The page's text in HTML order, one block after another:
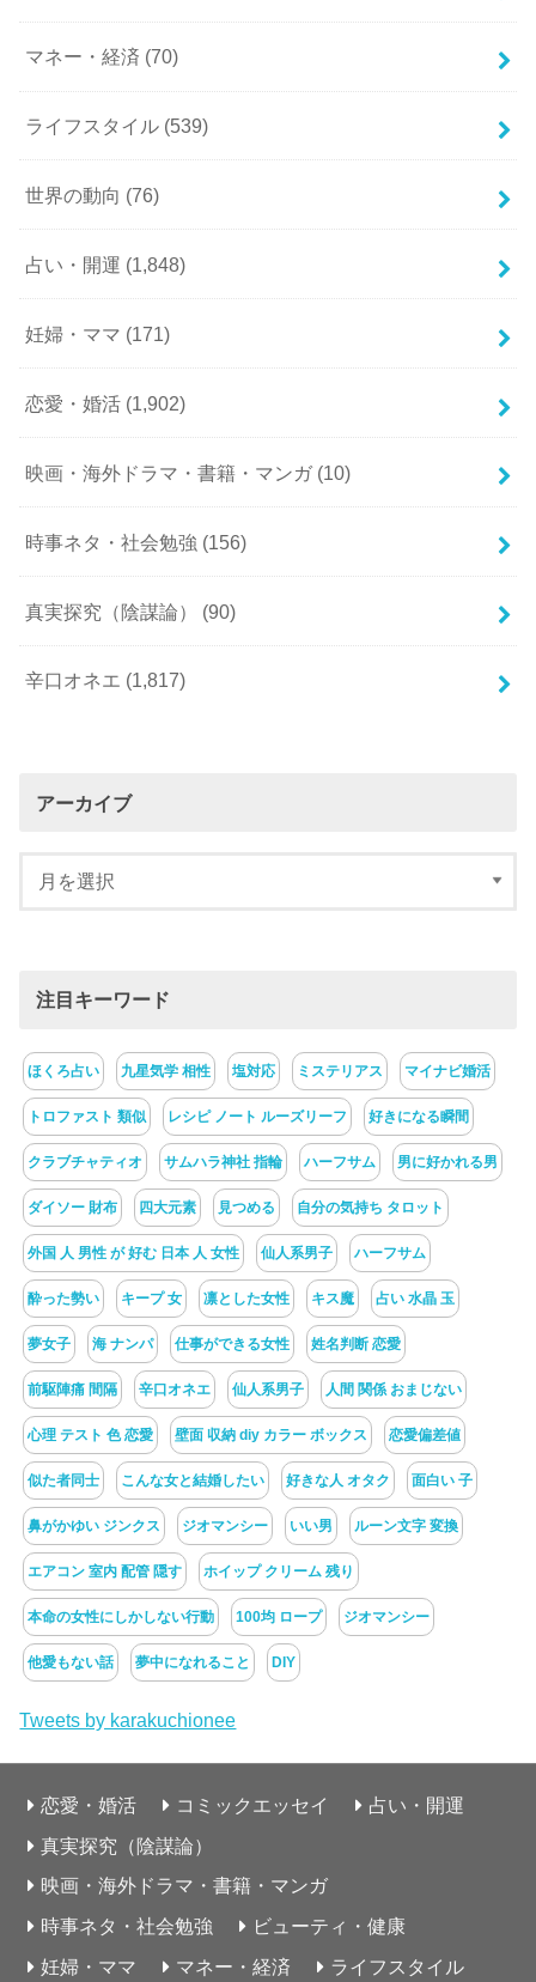
マネー・経済 (70)
ライフスタイル (539)
世界の動向 (76)
占い・開運 (1,848)
妊婦・ママ (171)
恋愛・婚活 (1,902)
映画・海外ドラマ・書籍・マンガ (10)
時事ネタ・社会勉強 (156)
真実探究（陰謀論） (90)
辛口オネエ (1,817)
アーカイブ
注目キーワード
ほくろ占い 九星気学 相性 塩対応 ミステリアス マイナビ婚活
トロファスト 類似 レシピ ノート ルーズリーフ 好きになる瞬間
クラブチャティオ サムハラ神社 指輪 ハーフサム 男に好かれる男
ダイソー 財布 四大元素 見つめる 自分の気持ち タロット
外国 人 男性 が 好む 日本 人 女性 仙人系男子 ハーフサム
酔った勢い キープ 女 凛とした女性 キス魔 占い 水晶 玉
夢女子 海 ナンパ 仕事ができる女性 姓名判断 恋愛
前駆陣痛 間隔 辛口オネエ 仙人系男子 人間 関係 おまじない
心理 テスト 色 恋愛 壁面 収納 diy カラー ボックス 恋愛偏差値
似た者同士 こんな女と結婚したい 好きな人 オタク 面白い 子
鼻がかゆい ジンクス ジオマンシー いい男 ルーン文字 変換
エアコン 室内 配管 隠す ホイップ クリーム 残り
本命の女性にしかしない行動 100均 ロープ ジオマンシー
他愛もない話 夢中になれること DIY
Tweets by karakuchionee
恋愛・婚活 コミックエッセイ
占い・開運
真実探究（陰謀論）
映画・海外ドラマ・書籍・マンガ
時事ネタ・社会勉強
ビューティ・健康
妊婦・ママ
マネー・経済 ライフスタイル